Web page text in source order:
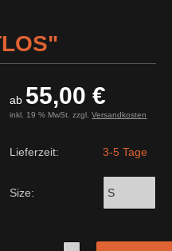
ab 55,00 €
inkl. 19 % MwSt. zzgl.Versandkosten
Lieferzeit: 3-5 Tage
Size: